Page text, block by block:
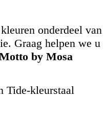
onderdeel van
Graag helpen we u
by Mosa
Tide-kleurstaal